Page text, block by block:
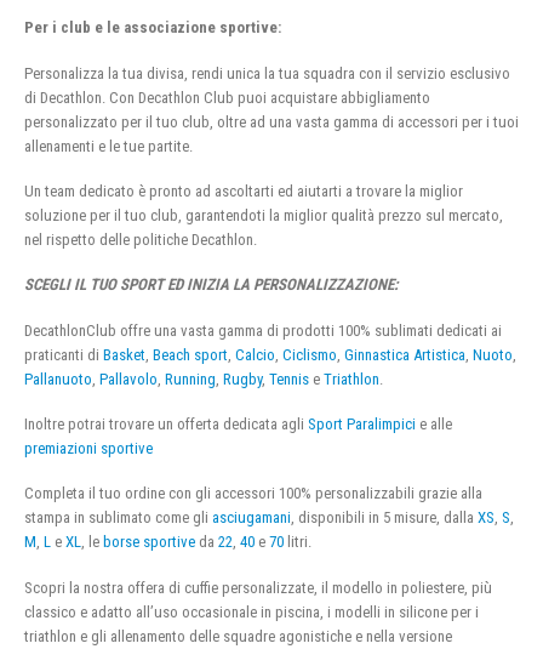
Per i club e le associazione sportive:
Personalizza la tua divisa, rendi unica la tua squadra con il servizio esclusivo
di Decathlon. Con Decathlon Club puoi acquistare abbigliamento
personalizzato per il tuo club, oltre ad una vasta gamma di accessori per i tuoi
allenamenti e le tue partite.
Un team dedicato è pronto ad ascoltarti ed aiutarti a trovare la miglior
soluzione per il tuo club, garantendoti la miglior qualità prezzo sul mercato,
nel rispetto delle politiche Decathlon.
SCEGLI IL TUO SPORT ED INIZIA LA PERSONALIZZAZIONE:
DecathlonClub offre una vasta gamma di prodotti 100% sublimati dedicati ai
praticanti di Basket Beach sport Calcio Ciclismo Ginnastica Artistica Nuoto
Pallanuoto Pallavolo Running Rugby, Tennis e Triathlon
Inoltre potrai trovare un offerta dedicata agli Sport Paralimpici e alle
premiazioni sportive
Completa il tuo ordine con gli accessori 100% personalizzabili grazie alla
stampa in sublimato come gli asciugamani, disponibili in 5 misure, dalla XS, S,
M, L e XL, le borse sportive da 22, 40 e 70 litri.
Scopri la nostra offera di cuffie personalizzate, il modello in poliestere, più
classico e adatto all’uso occasionale in piscina, i modelli in silicone per i
triathlon e gli allenamento delle squadre agonistiche e nella versione